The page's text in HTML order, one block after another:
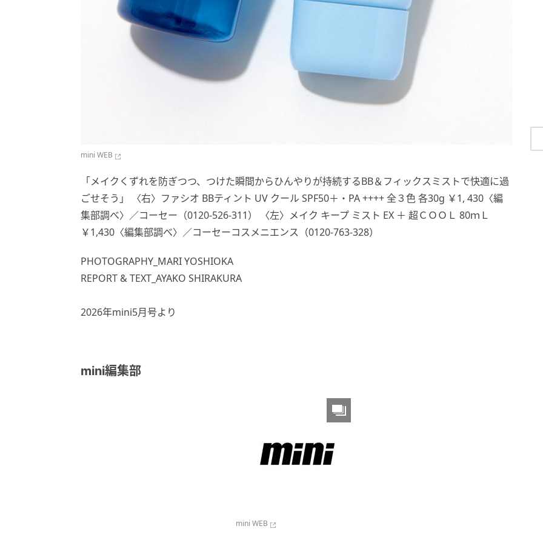
mini WEB
「メイクくずれを防ぎつつ、つけた瞬間からひんやりが持続するBB＆フィックスミストで快適に過
ごせそう」 〈右〉ファシオ BBティント UV クール SPF50＋・PA ++++ 全３色 各30g ￥1, 430〈編
集部調べ〉／コーセー（0120-526-311） 〈左〉メイク キープ ミスト EX ＋ 超ＣＯＯＬ 80ｍＬ
￥1,430〈編集部調べ〉／コーセーコスメニエンス（0120-763-328）
PHOTOGRAPHY_MARI YOSHIOKA
REPORT & TEXT_AYAKO SHIRAKURA
2026年mini5月号より
mini編集部
mini WEB